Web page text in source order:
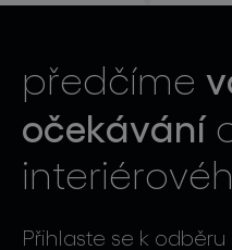
předčíme
očekávání
Přihlaste se k